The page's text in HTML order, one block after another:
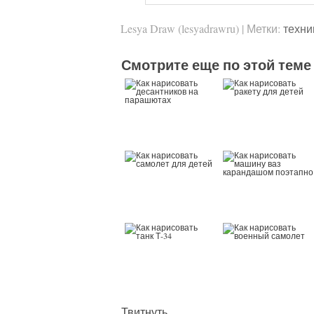
Lesya Draw (lesyadrawru) | Метки:
Смотрите еще по этой теме